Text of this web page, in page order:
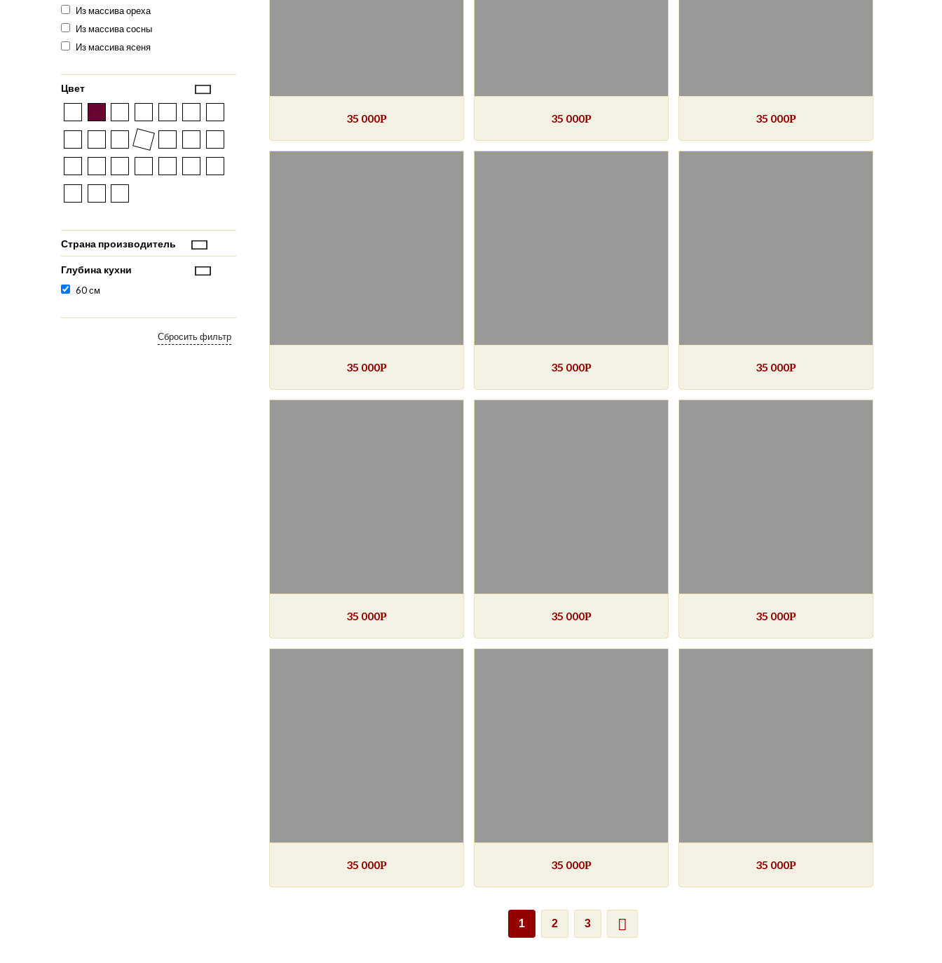
35 000Р 35 000Р 35 000Р
35 000Р 35 000Р 35 000Р
35 000Р 35 000Р 35 000Р
35 000Р 35 000Р 35 000Р
1 2 3
Из массива ореха
Из массива сосны
Из массива ясеня
Цвет
Страна производитель
Глубина кухни
60 см